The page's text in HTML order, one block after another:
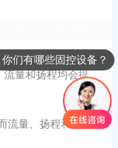
量和扬程均会提
量、扬程和功率
你们有哪些固控设备？